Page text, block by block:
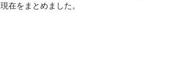
現在をまとめました。